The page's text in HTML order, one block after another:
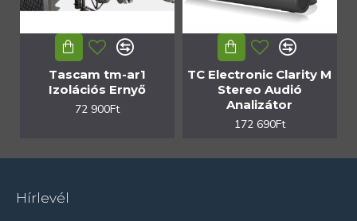
Tascam tm-ar1
Izolációs Ernyő
72 900Ft
TC Electronic Clarity M
Stereo Audió
Analizátor
172 690Ft
Hírlevél